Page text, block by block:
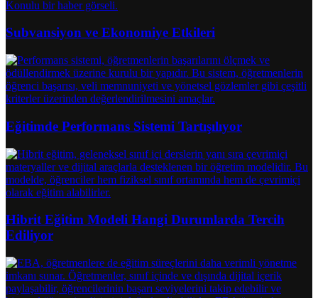
Subvansiyon ve Ekonomiye Etkileri
Eğitimde Performans Sistemi Tartışılıyor
Hibrit Eğitim Modeli Hangi Durumlarda Tercih
Ediliyor